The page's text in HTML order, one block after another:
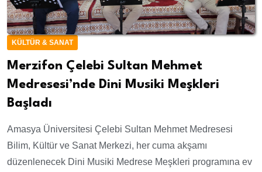
KÜLTÜR & SANAT
Merzifon Çelebi Sultan Mehmet
Medresesi’nde Dini Musiki Meşkleri
Başladı
Amasya Üniversitesi Çelebi Sultan Mehmet Medresesi
Bilim, Kültür ve Sanat Merkezi, her cuma akşamı
düzenlenecek Dini Musiki Medrese Meşkleri programına ev